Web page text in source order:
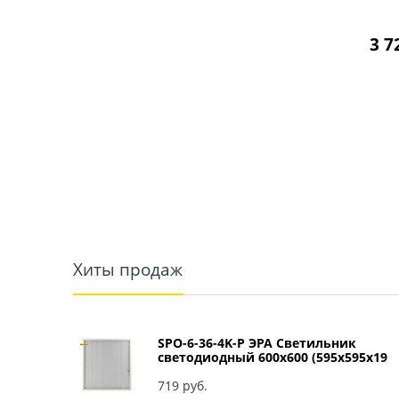
3
Хиты продаж
SPO-6-36-4K-P ЭРА Светильник
светодиодный 600х600 (595x595x19
Призма Б0039057
719 руб.